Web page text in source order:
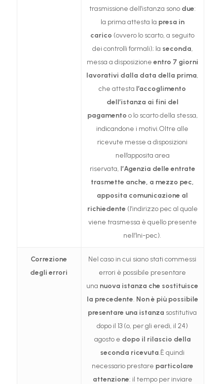
trasmissione dell’istanza sono due:
la prima attesta la presa in
carico (ovvero lo scarto, a seguito
dei controlli formali); la seconda,
messa a disposizione entro 7 giorni
lavorativi dalla data della prima,
che attesta l’accoglimento
dell’istanza ai fini del
pagamento o lo scarto della stessa,
indicandone i motivi.Oltre alle
ricevute messe a disposizioni
nell’apposita area
riservata, l’Agenzia delle entrate
trasmette anche, a mezzo pec,
apposita comunicazione al
richiedente (l’indirizzo pec al quale
viene trasmessa è quello presente
nell’Ini-pec).
Correzione
degli errori
Nel caso in cui siano stati commessi
errori è possibile presentare
una nuova istanza che sostituisce
la precedente. Non è più possibile
presentare una istanza sostitutiva
dopo il 13 (o, per gli eredi, il 24)
agosto e dopo il rilascio della
seconda ricevuta.È quindi
necessario prestare particolare
attenzione: il tempo per inviare